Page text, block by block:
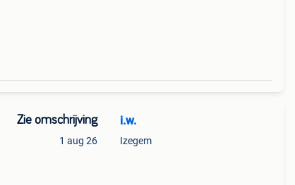
Zie omschrijving
1 aug 26
i.w.
Izegem